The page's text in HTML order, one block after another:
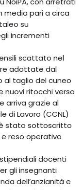
media pari a circa
su
incrementi
scattato nel
adottate dal
al taglio del cuneo
nuovi ritocchi verso
arriva grazie al
di Lavoro (CCNL)
è stato sottoscritto
reso operativo
docenti
gli insegnanti
dell’anzianità e